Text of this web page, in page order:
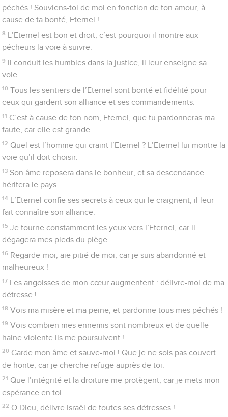
16 Regarde-moi, aie pitié de moi, car je suis abandonné et
malheureux !
17
Les angoisses de mon cœur augmentent : délivre-moi de ma
détresse !
18 Vois ma misère et ma peine, et pardonne tous mes péchés !
19
haine violente ils me poursuivent !
20
Garde mon âme et sauve-moi ! Que je ne sois pas couvert
de honte, car je cherche refuge auprès de toi.
21
Que l’intégrité et la droiture me protègent, car je mets mon
espérance en toi.
22 O Dieu, délivre Israël de toutes ses détresses !
Psaumes
Prière d'un homme qui voit la mort de près
aurais-je peur ? L’Eternel est le soutien de ma vie : qui devrais-
je redouter ?
Quand des méchants s’avancent contre moi pour faire de
moi leur proie, ce sont eux, mes persécuteurs et mes ennemis,
qui trébuchent et tombent.
3 Si une armée prend position contre moi, mon cœur
n’éprouve aucune crainte. Si une guerre s’élève contre moi, je
reste malgré cela plein de confiance.
4 Je demande à l’Eternel une chose, que je désire
ardemment : je voudrais habiter toute ma vie dans la maison
de l’Eternel, pour contempler la beauté de l’Eternel et pour
admirer son temple,